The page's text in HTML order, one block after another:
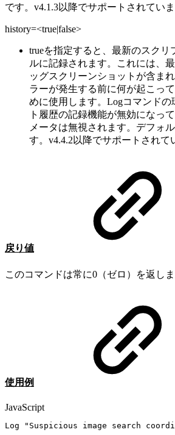
です。v4.1.3以降でサポートされていま
history=<true|false>
trueを指定すると、最新のスクリ
ルに記録されます。これには、
ッグスクリーンショットが含ま
ラーが発生する前に何が起こっ
めに使用します。Logコマンド
ト履歴の記録機能が無効になっ
メータは無視されます。デフォ
す。v4.4.2以降でサポートされて
戻り値
このコマンドは常に0（ゼロ）を返しま
使用例
JavaScript
Log "Suspicious image search